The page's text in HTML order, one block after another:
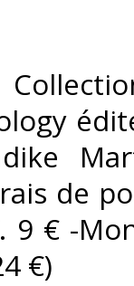
de
9 € -
€)